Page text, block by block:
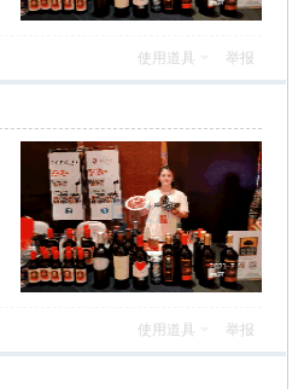
使用道具 举报
使用道具 举报